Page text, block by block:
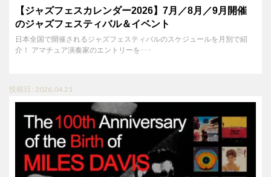
【ジャズフェスカレンダー2026】7月／8月／9月開催
のジャズフェスティバル＆イベント
日本全国で開催されるジャズフェスティバルのスケジュールを月別で紹
介！ アマチュア演奏家のエントリーを･･･
投稿日 : 2026.04.21